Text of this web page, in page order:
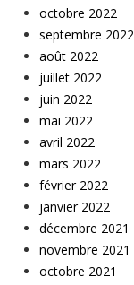
octobre 2022
septembre 2022
août 2022
juillet 2022
juin 2022
mai 2022
avril 2022
mars 2022
février 2022
janvier 2022
décembre 2021
novembre 2021
octobre 2021